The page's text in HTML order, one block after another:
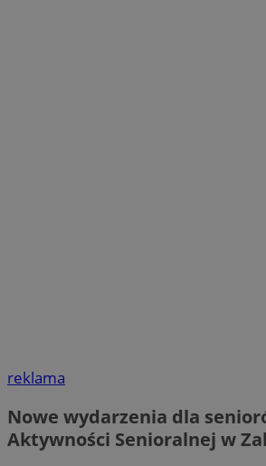
reklama
Nowe wydarzenia dla
Aktywności Senioralnej w